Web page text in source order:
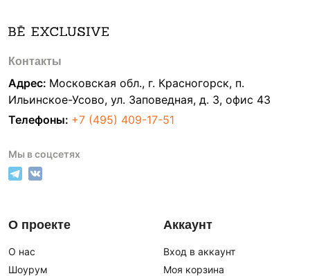
Контакты
Адрес: Московская обл., г. Красногорск, п.
Ильинское-Усово, ул. Заповедная, д. 3, офис 43
Телефоны: +7 (495) 409-17-51
Мы в соцсетях
О проекте
О нас
Шоурум
Аккаунт
Вход в аккаунт
Моя корзина